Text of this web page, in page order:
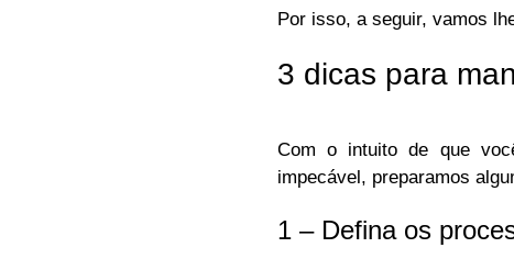
Por isso, a seguir, vamos
3 dicas para
Com o intuito de que
impecável, preparamos
1 – Defina os